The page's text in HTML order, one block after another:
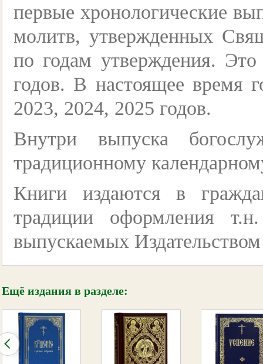
первые хронологические
молитв, утвержденных
по годам утверждения.
годов. В настоящее время
2023, 2024, 2025 годов.
Внутри выпуска
традиционному
Книги издаются в
традиции оформления
выпускаемых
Ещё издания в разделе: